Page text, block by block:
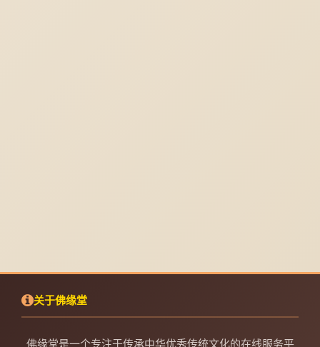
关于佛缘堂
佛缘堂是一个专注于传承中华优秀传统文化的在线服务平